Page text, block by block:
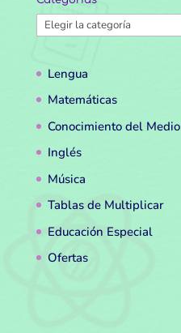
Categorías
Lengua
Matemáticas
Conocimiento del Medio
Inglés
Música
Tablas de Multiplicar
Educación Especial
Ofertas